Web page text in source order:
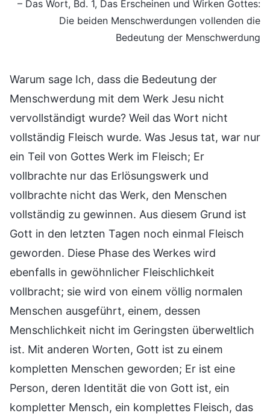
– Das Wort, Bd. 1, Das Erscheinen und Wirken Gottes:
Die beiden Menschwerdungen vollenden die
Bedeutung der Menschwerdung
Warum sage Ich, dass die Bedeutung der
Menschwerdung mit dem Werk Jesu nicht
vervollständigt wurde? Weil das Wort nicht
vollständig Fleisch wurde. Was Jesus tat, war nur
ein Teil von Gottes Werk im Fleisch; Er
vollbrachte nur das Erlösungswerk und
vollbrachte nicht das Werk, den Menschen
vollständig zu gewinnen. Aus diesem Grund ist
Gott in den letzten Tagen noch einmal Fleisch
geworden. Diese Phase des Werkes wird
ebenfalls in gewöhnlicher Fleischlichkeit
vollbracht; sie wird von einem völlig normalen
Menschen ausgeführt, einem, dessen
Menschlichkeit nicht im Geringsten überweltlich
ist. Mit anderen Worten, Gott ist zu einem
kompletten Menschen geworden; Er ist eine
Person, deren Identität die von Gott ist, ein
kompletter Mensch, ein komplettes Fleisch, das